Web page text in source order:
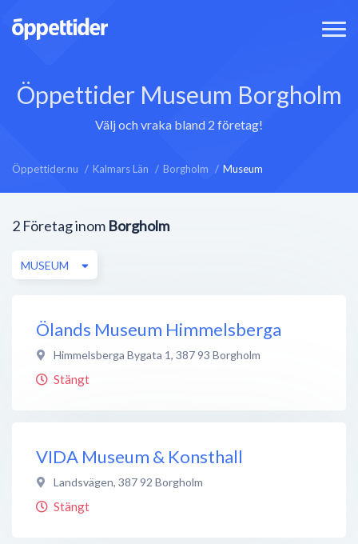
Öppettider Museum Borgholm
Välj och vraka bland 2 företag!
Öppettider.nu Kalmars Län Borgholm Museum
2 Företag inom Borgholm
MUSEUM
Ölands Museum Himmelsberga
Himmelsberga Bygata 1, 387 93 Borgholm
Stängt
VIDA Museum & Konsthall
Landsvägen, 387 92 Borgholm
Stängt